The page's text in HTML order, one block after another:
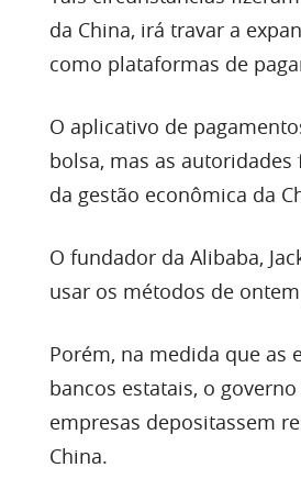
da China, irá travar a
como plataformas de
O aplicativo de
bolsa, mas as
da gestão econômica da
O fundador da Alibaba,
usar os métodos de
Porém, na medida que as
bancos estatais, o
empresas depositassem
China.